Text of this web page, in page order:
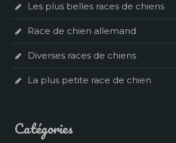
Les plus belles races de chiens
Race de chien allemand
Diverses races de chiens
La plus petite race de chien
Catégories